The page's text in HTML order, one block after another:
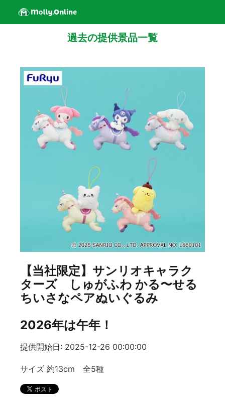
過去の提供景品一覧
【当社限定】サンリオキャラク
ターズ しゅがふわ かる〜せる
ちいさなペアぬいぐるみ
2026年は午年！
提供開始日: 2025-12-26 00:00:00
サイズ 約13cm 全5種